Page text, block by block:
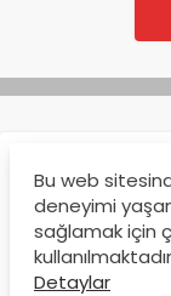
Anasayfa Gezi
Malta
Türkler
Bu web
deneyimi
sağlamak için
Detaylar